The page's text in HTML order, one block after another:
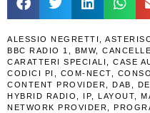
ALESSIO NEGRETTI
BBC RADIO 1
BMW,
CARATTERI SPECIALI
CASE
CODICI PI
COM-NECT
CONTENT PROVIDER
DAB
HYBRID RADIO
IP LAYOUT
NETWORK PROVIDER